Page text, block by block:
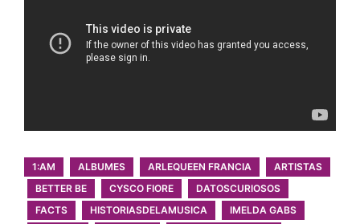
1:AM ALBUMES ARLEQUEEN FRANCIA
ARTISTAS
BETTER BE
CYSCO FIORE
DATOSCURIOSOS
FACTS
HISTORIASDELAMUSICA IMELDA GABS